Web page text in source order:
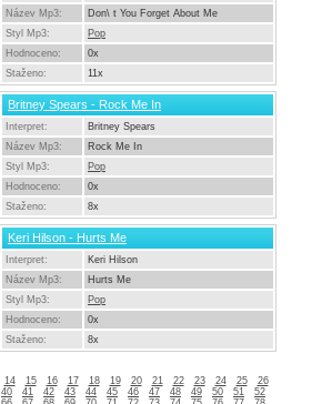
Název Mp3:
Don\ t You Forget About Me
Styl Mp3:
Pop
Hodnoceno:
0x
Staženo:
11x
Britney Spears - Rock Me In
Interpret:
Britney Spears
Název Mp3:
Rock Me In
Styl Mp3:
Pop
Hodnoceno:
0x
Staženo:
8x
Keri Hilson - Hurts Me
Interpret:
Keri Hilson
Název Mp3:
Hurts Me
Styl Mp3:
Pop
Hodnoceno:
0x
Staženo:
8x
14 15 16 17 18 19 20 21 22 23 24 25
26
40 41 42 43 44 45 46 47 48 49 50 51
52